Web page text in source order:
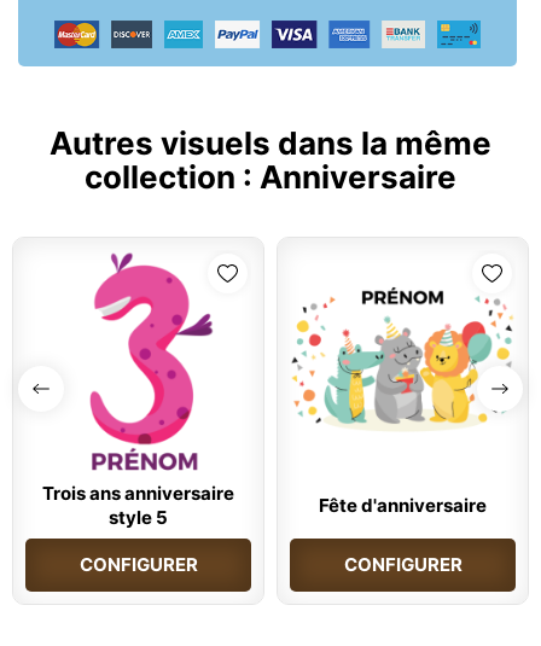
Autres visuels dans la même
collection : Anniversaire
Trois ans anniversaire
style 5
CONFIGURER
Fête d'anniversaire
CONFIGURER